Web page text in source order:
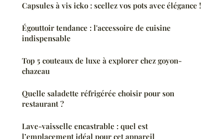
Capsules à vis icko : scellez vos pots avec élégance !
Égouttoir tendance : l'accessoire de cuisine
indispensable
Top 5 couteaux de luxe à explorer chez goyon-
chazeau
Quelle saladette réfrigérée choisir pour son
restaurant ?
Lave-vaisselle encastrable : quel est
l’emplacement idéal pour cet appareil